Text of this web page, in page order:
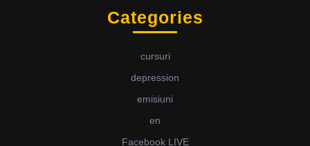
Categories
cursuri
depression
emisiuni
en
Facebook LIVE